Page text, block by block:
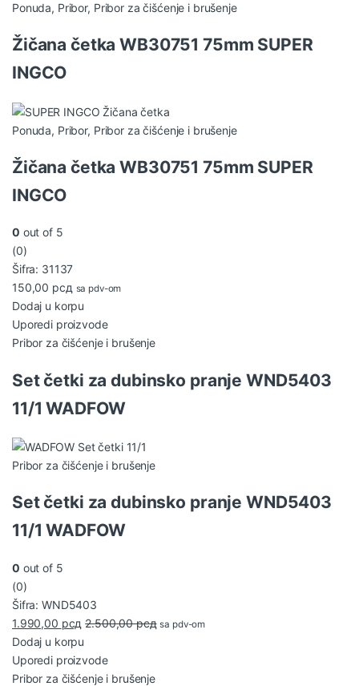
Ponuda, Pribor, Pribor za čišćenje i brušenje
Žičana četka WB30751 75mm SUPER
INGCO
Ponuda, Pribor, Pribor za čišćenje i brušenje
Žičana četka WB30751 75mm SUPER
INGCO
0 out of 5
(0)
Šifra: 31137
150,00 рсд sa pdv-om
Dodaj u korpu
Uporedi proizvode
Pribor za čišćenje i brušenje
Set četki za dubinsko pranje WND5403
11/1 WADFOW
Pribor za čišćenje i brušenje
Set četki za dubinsko pranje WND5403
11/1 WADFOW
0 out of 5
(0)
Šifra: WND5403
1.990,00 рсд 2.500,00рсд sa pdv-om
Dodaj u korpu
Uporedi proizvode
Pribor za čišćenje i brušenje